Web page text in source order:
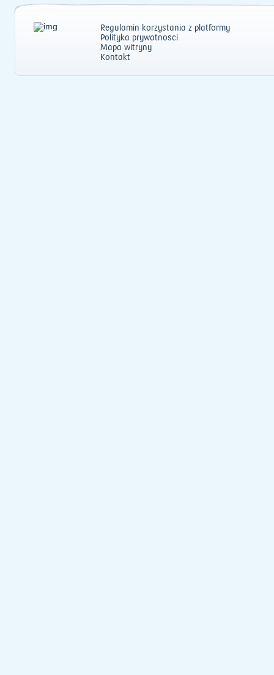
Regulamin korzystania z platformy
Polityka prywatności
Mapa witryny
Kontakt